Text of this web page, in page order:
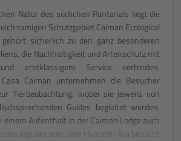
Natur des südlichen Pantanals liegt die
Schutzgebiet Caiman Ecological
gehört sicherlich zu den ganz besonderen
die Nachhaltigkeit und Artenschutz mit
und erstklassigem Service verbinden.
Caiman unternehmen die Besucher
Tierbeobachtung, wobei sie jeweils von
Guides begleitet werden.
einem Aufenthalt in der Caiman Lodge auch
des Jaguars oder dem Hyazinth Ara besucht